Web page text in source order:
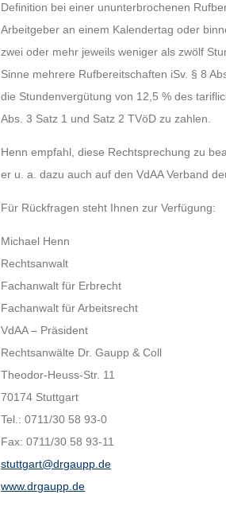
Definition bei einer ununterbrochenen
Arbeitgeber an einem Kalendertag oder
zwei oder mehr jeweils weniger als zwölf
Sinne mehrere Rufbe­reitschaften iSv. § 8
die Stundenvergütung von 12,5 % des
Abs. 3 Satz 1 und Satz 2 TVöD zu zahlen.
Henn empfahl, diese Rechtsprechung zu
er u. a. dazu auch auf den VdAA Verband
Für Rückfragen steht Ihnen zur Verfügung:
Michael Henn
Rechtsanwalt
Fachanwalt für Erbrecht
Fachanwalt für Arbeitsrecht
VdAA – Präsident
Rechtsanwälte Dr. Gaupp & Coll
Theodor-Heuss-Str. 11
70174 Stuttgart
Tel.: 0711/30 58 93-0
Fax: 0711/30 58 93-11
stuttgart@drgaupp.de
www.drgaupp.de